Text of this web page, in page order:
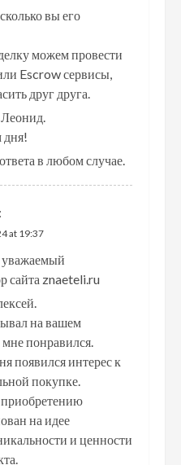
вы его
можем провести
Escrow сервисы,
друг друга.
дня!
в любом случае.
at 19:37
уважаемый
сайта znaeteli.ru
на вашем
мне понравился.
появился интерес к
покупке.
на идее
и ценности